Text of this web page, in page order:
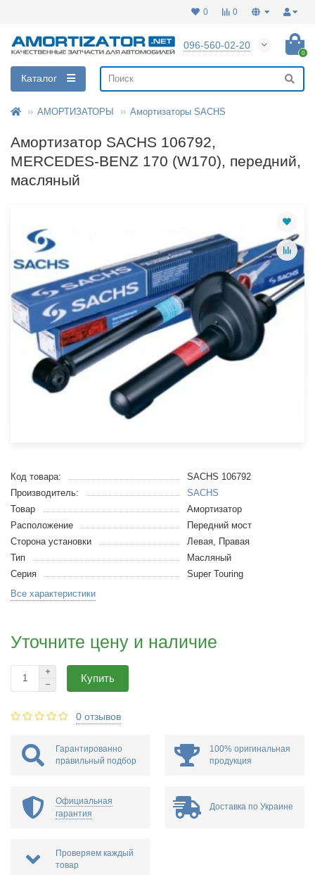
0
0
096-560-02-20
0
Каталог
АМОРТИЗАТОРЫ Амортизаторы SACHS
Амортизатор SACHS 106792,
MERCEDES-BENZ 170 (W170), передний,
масляный
Код товара:
SACHS 106792
Производитель:
SACHS
Товар
Амортизатор
Расположение
Передний мост
Сторона установки
Левая, Правая
Тип
Масляный
Серия
Super Touring
Все характеристики
Уточните цену и наличие
Купить
0 отзывов
Гарантированно
правильный подбор
100% оригинальная
продукция
Официальная
гарантия
Доставка по Украине
Проверяем каждый
товар